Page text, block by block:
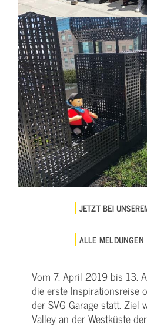
JETZT BEI
ALLE MELDUNGEN
Vom 7. April 2019 bis 13.
die erste Inspirationsreise
der SVG Garage statt. Ziel
Valley an der Westküste